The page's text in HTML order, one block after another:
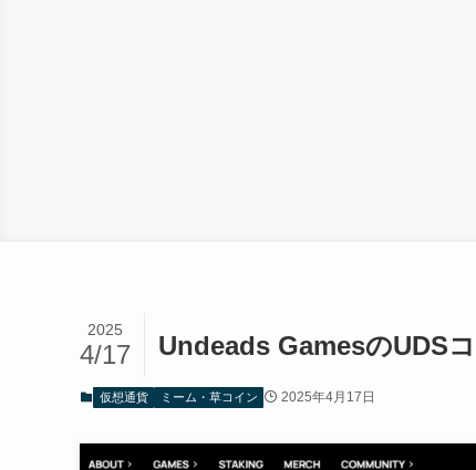
Undeads GamesのUDS
2025
4/17
仮想通貨 ミーム・草コイン 2025年4月17日